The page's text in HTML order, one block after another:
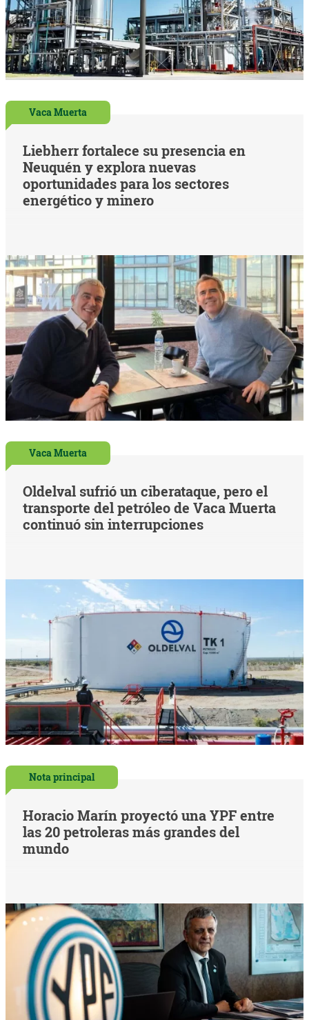
Vaca Muerta
Liebherr fortalece su presencia en
Neuquén y explora nuevas
oportunidades para los sectores
energético y minero
Vaca Muerta
Oldelval sufrió un ciberataque, pero el
transporte del petróleo de Vaca Muerta
continuó sin interrupciones
Nota principal
Horacio Marín proyectó una YPF entre
las 20 petroleras más grandes del
mundo